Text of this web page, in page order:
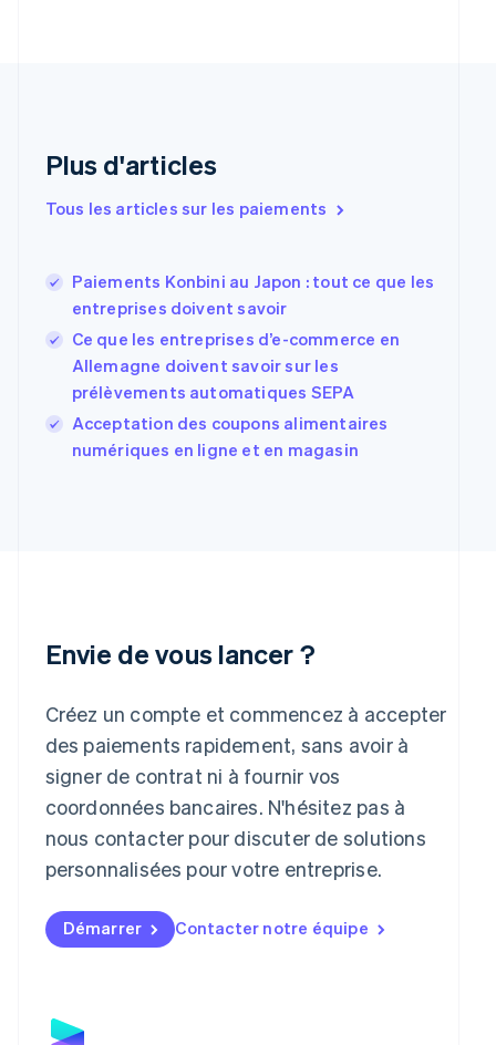
Plus d'articles
Tous les articles sur les paiements
Paiements Konbini au Japon : tout ce que les
entreprises doivent savoir
Ce que les entreprises d’e-commerce en
Allemagne doivent savoir sur les
prélèvements automatiques SEPA
Acceptation des coupons alimentaires
numériques en ligne et en magasin
Envie de vous lancer ?
Créez un compte et commencez à accepter
des paiements rapidement, sans avoir à
signer de contrat ni à fournir vos
coordonnées bancaires. N'hésitez pas à
nous contacter pour discuter de solutions
personnalisées pour votre entreprise.
Démarrer Contacter notre équipe
Espagne
Estonie
English Español简体中文
Finlande
France
FrançaisEnglish
Gibraltar
English
Grèce
English
Japon
Lettonie
Liechtenstein
Deutsch English
Lituanie
Luxembourg
FrançaisDeutsch English
English简体中文
Malte